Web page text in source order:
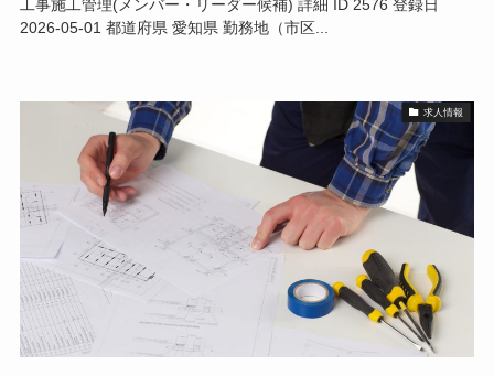
工事施工管理(メンバー・リーダー候補) 詳細 ID 2576 登録日
2026-05-01 都道府県 愛知県 勤務地（市区...
求人情報